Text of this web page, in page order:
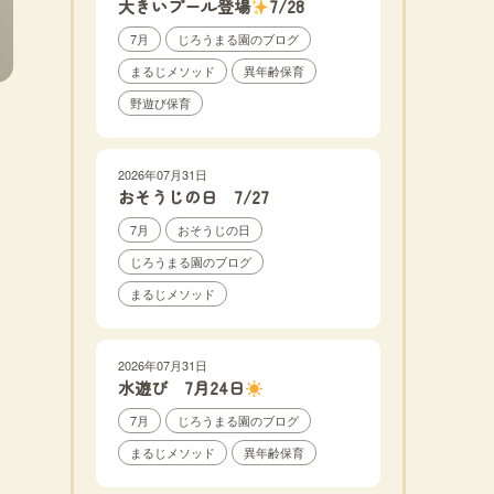
大きいプール登場 7/28
7月
じろうまる園のブログ
まるじメソッド
異年齢保育
野遊び保育
2026年07月31日
おそうじの日 7/27
7月
おそうじの日
じろうまる園のブログ
まるじメソッド
2026年07月31日
水遊び 7月24日
7月
じろうまる園のブログ
まるじメソッド
異年齢保育